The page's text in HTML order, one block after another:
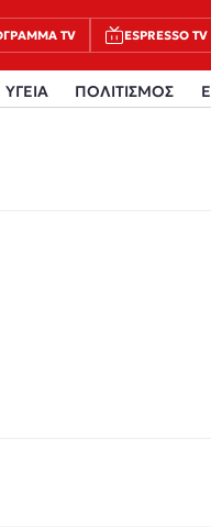
TV ESPRESSO TV
ΥΓΕΙΑ ΠΟΛΙΤΙΣΜΟΣ